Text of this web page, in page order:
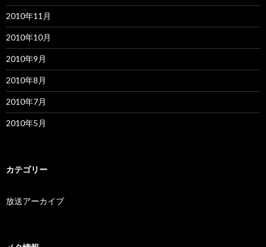
2010年11月
2010年10月
2010年9月
2010年8月
2010年7月
2010年5月
カテゴリー
放送アーカイブ